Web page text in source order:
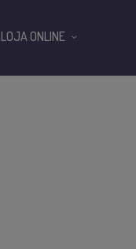
LOJA ONLINE